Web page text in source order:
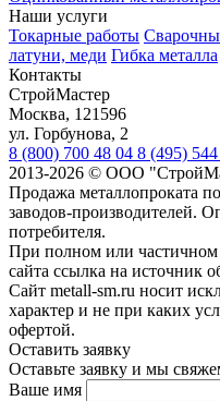
Наши услуги
Токарные работы
латуни, меди Гибка металла
Контакты
СтройМастер
Москва, 121596
ул. Горбунова, 2
8 (800) 700 48 04 8 (495)
2013-2026 © ООО
Продажа металлопроката
заводов-производителей.
потребителя.
При полном или частичном
сайта ссылка на источник
Сайт metall-sm.ru носит
характер и не при каких
офертой.
Оставить заявку
Оставьте заявку и мы
Ваше имя